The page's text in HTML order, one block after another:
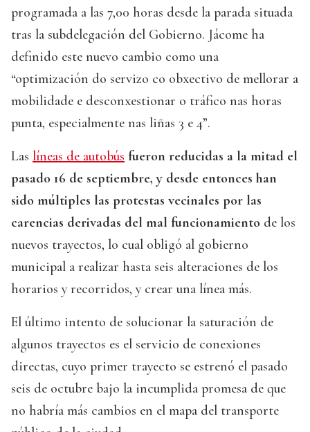
programada a las 7,00 horas desde la parada situada
tras la subdelegación del Gobierno. Jácome ha
definido este nuevo cambio como una
“optimización do servizo co obxectivo de mellorar a
mobilidade e desconxestionar o tráfico nas horas
punta, especialmente nas liñas 3 e 4”.
Las líneas de autobús fueron reducidas a la mitad el
pasado 16 de septiembre, y desde entonces han
sido múltiples las protestas vecinales por las
carencias derivadas del mal funcionamiento de los
nuevos trayectos, lo cual obligó al gobierno
municipal a realizar hasta seis alteraciones de los
horarios y recorridos, y crear una línea más.
El último intento de solucionar la saturación de
algunos trayectos es el servicio de conexiones
directas, cuyo primer trayecto se estrenó el pasado
seis de octubre bajo la incumplida promesa de que
no habría más cambios en el mapa del transporte